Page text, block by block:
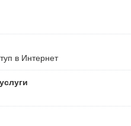
в Интернет